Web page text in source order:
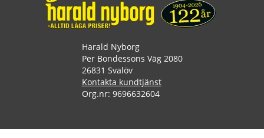
Harald Nyborg
Per Bondessons Väg 2080
26831 Svalöv
Kontakta kundtjänst
Org.nr: 9696632604